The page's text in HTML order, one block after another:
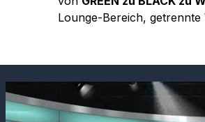
Lounge-Bereich,